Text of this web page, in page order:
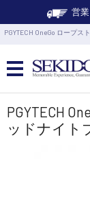
営
PGYTECH OneGo ロープス
カメラドロー
業務用ドロ
PGYTECH
ッドナイト